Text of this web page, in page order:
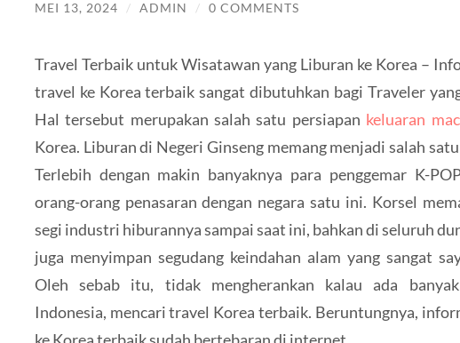
MEI 13, 2024 / ADMIN / 0 COMMENTS
Travel Terbaik untuk Wisatawan yang Liburan ke Korea –
travel ke Korea terbaik sangat dibutuhkan bagi Traveler
Hal tersebut merupakan salah satu persiapan keluaran
Korea. Liburan di Negeri Ginseng memang menjadi salah
Terlebih dengan makin banyaknya para penggemar K-
orang-orang penasaran dengan negara satu ini. Korsel
segi industri hiburannya sampai saat ini, bahkan di seluruh
juga menyimpan segudang keindahan alam yang sangat
Oleh sebab itu, tidak mengherankan kalau ada
Indonesia, mencari travel Korea terbaik. Beruntungnya,